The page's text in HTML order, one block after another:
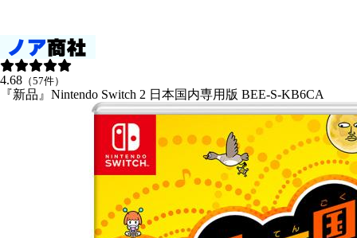
4.68 （57件）
『新品』Nintendo Switch 2 日本国内専用版 BEE-S-KB6CA